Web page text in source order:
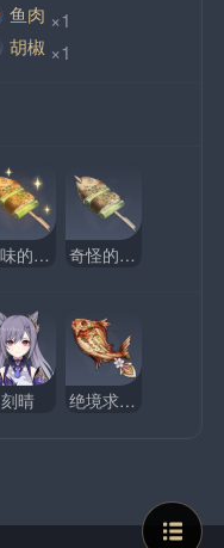
鱼肉 ×1
胡椒 ×1
美味的烤吃虎鱼 奇怪的烤吃虎鱼
刻晴 绝境求生烤鱼